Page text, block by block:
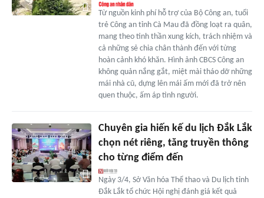
Từ nguồn kinh phí hỗ trợ của Bộ Công an, tuổi
trẻ Công an tỉnh Cà Mau đã đồng loạt ra quân,
mang theo tinh thần xung kích, trách nhiệm và
cả những sẻ chia chân thành đến với từng
hoàn cảnh khó khăn. Hình ảnh CBCS Công an
không quản nắng gắt, miệt mài tháo dỡ những
mái nhà cũ, dựng lên mái ấm mới đã trở nên
quen thuộc, ấm áp tình người.
Chuyên gia hiến kế du lịch Đắk Lắk
chọn nét riêng, tăng truyền thông
cho từng điểm đến
Ngày 3/4, Sở Văn hóa Thể thao và Du lịch tỉnh
Đắk Lắk tổ chức Hội nghị đánh giá kết quả